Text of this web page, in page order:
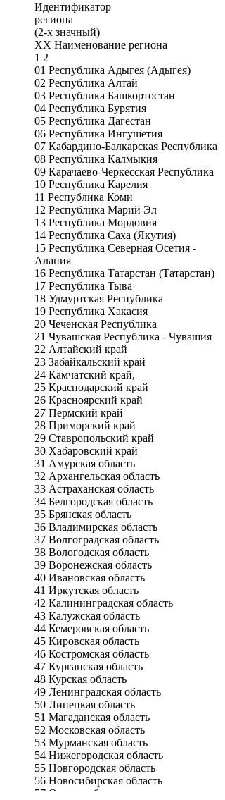
Идентификатор
региона
(2-х значный)
ХХ Наименование региона
1 2
01 Республика Адыгея (Адыгея)
02 Республика Алтай
03 Республика Башкортостан
04 Республика Бурятия
05 Республика Дагестан
06 Республика Ингушетия
07 Кабардино-Балкарская Республика
08 Республика Калмыкия
09 Карачаево-Черкесская Республика
10 Республика Карелия
11 Республика Коми
12 Республика Марий Эл
13 Республика Мордовия
14 Республика Саха (Якутия)
15 Республика Северная Осетия -
Алания
16 Республика Татарстан (Татарстан)
17 Республика Тыва
18 Удмуртская Республика
19 Республика Хакасия
20 Чеченская Республика
21 Чувашская Республика - Чувашия
22 Алтайский край
23 Забайкальский край
24 Камчатский край,
25 Краснодарский край
26 Красноярский край
27 Пермский край
28 Приморский край
29 Ставропольский край
30 Хабаровский край
31 Амурская область
32 Архангельская область
33 Астраханская область
34 Белгородская область
35 Брянская область
36 Владимирская область
37 Волгоградская область
38 Вологодская область
39 Воронежская область
40 Ивановская область
41 Иркутская область
42 Калининградская область
43 Калужская область
44 Кемеровская область
45 Кировская область
46 Костромская область
47 Курганская область
48 Курская область
49 Ленинградская область
50 Липецкая область
51 Магаданская область
52 Московская область
53 Мурманская область
54 Нижегородская область
55 Новгородская область
56 Новосибирская область
57 Омская область